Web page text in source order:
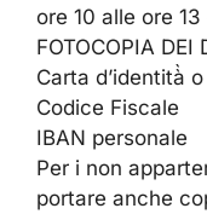
ore 10 alle ore
FOTOCOPIA DEI
Carta d’identità̀
Codice Fiscale
IBAN personale
Per i non
portare anche